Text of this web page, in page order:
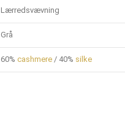
Lærredsvævning
Grå
60% cashmere/ 40% silke